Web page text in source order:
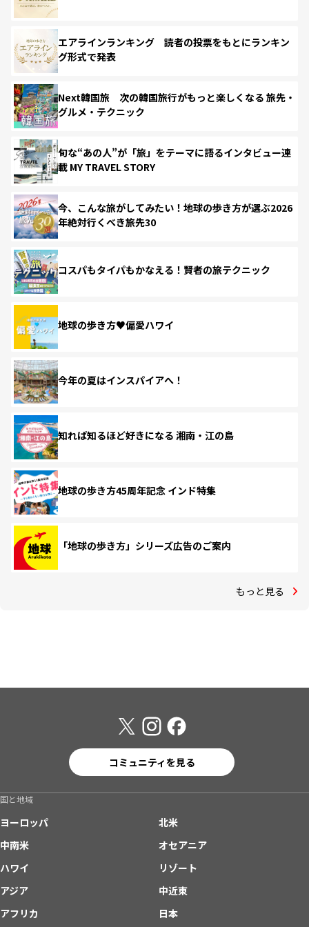
エアラインランキング 読者の投票をもとにランキン
グ形式で発表
Next韓国旅 次の韓国旅行がもっと楽しくなる 旅先・
グルメ・テクニック
旬な“あの人”が「旅」をテーマに語るインタビュー連
載 MY TRAVEL STORY
今、こんな旅がしてみたい！地球の歩き方が選ぶ2026
年絶対行くべき旅先30
コスパもタイパもかなえる！賢者の旅テクニック
地球の歩き方♥偏愛ハワイ
今年の夏はインスパイアへ！
知れば知るほど好きになる 湘南・江の島
地球の歩き方45周年記念 インド特集
「地球の歩き方」シリーズ広告のご案内
もっと見る
コミュニティを見る
国と地域
ヨーロッパ
北米
中南米
オセアニア
ハワイ
リゾート
アジア
中近東
アフリカ
日本